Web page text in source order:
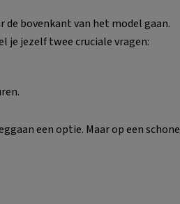
de bovenkant van het model gaan.
je jezelf twee cruciale vragen:
een optie. Maar op een schone